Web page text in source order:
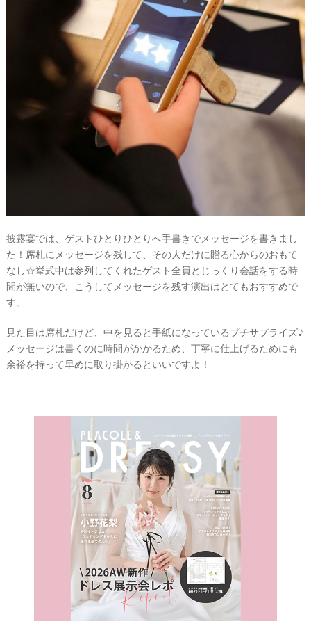
披露宴では、ゲストひとりひとりへ手書きでメッセージを書きまし
た！席札にメッセージを残して、その人だけに贈る心からのおもて
なし☆挙式中は参列してくれたゲスト全員とじっくり会話をする時
間が無いので、こうしてメッセージを残す演出はとてもおすすめで
す。
見た目は席札だけど、中を見ると手紙になっているプチサプライズ♪
メッセージは書くのに時間がかかるため、丁寧に仕上げるためにも
余裕を持って早めに取り掛かるといいですよ！